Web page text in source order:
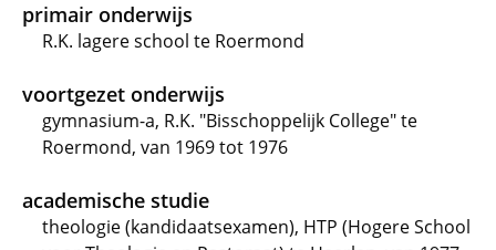
primair onderwijs
R.K. lagere school te Roermond
voortgezet onderwijs
gymnasium-a, R.K. "Bisschoppelijk College" te
Roermond, van 1969 tot 1976
academische studie
theologie (kandidaatsexamen), HTP (Hogere School